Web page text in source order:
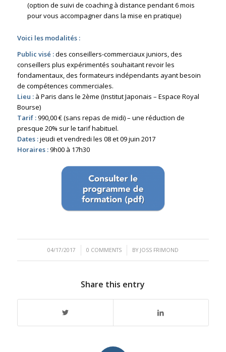
(option de suivi de coaching à distance pendant 6 mois
pour vous accompagner dans la mise en pratique)
Voici les modalités :
Public visé :des conseillers-commerciaux juniors, des
conseillers plus expérimentés souhaitant revoir les
fondamentaux, des formateurs indépendants ayant besoin
de compétences commerciales.
Lieu :à Paris dans le 2ème (Institut Japonais – Espace Royal
Bourse)
Tarif :990,00 € (sans repas de midi) – une réduction de
presque 20% sur le tarif habituel.
Dates :jeudi et vendredi les 08 et 09 juin 2017
Horaires :9h00 à 17h30
04/17/2017
/ 0 COMMENTS
/ BY JOSS FRIMOND
Share this entry